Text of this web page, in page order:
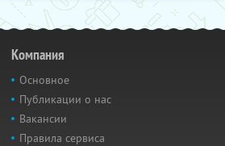
Компания
Основное
Публикации о нас
Вакансии
Правила сервиса